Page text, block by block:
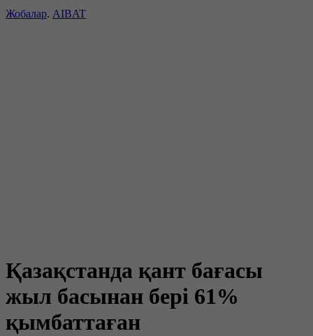
Жобалар. AIBAT
Қазақстанда қант бағасы
жыл басынан бері 61%
қымбаттаған